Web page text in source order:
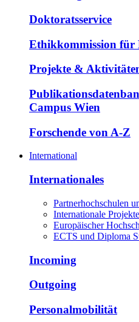
Doktoratsservice
Ethikkommission für
Projekte &
Campus Wien
Forschende von A-Z
International
Internationales
Partnerhochschulen
Internationale Projekte
Europäischer
ECTS und Diploma
Incoming
Outgoing
Personalmobilität